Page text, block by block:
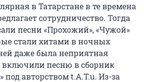
в Татарстане в те времена
сотрудничество. Тогда
песни «Прохожий», «Чужой»
стали хитами в ночных
даже была неприятная
песню в сборник
под авторством t.A.T.u. Из-за